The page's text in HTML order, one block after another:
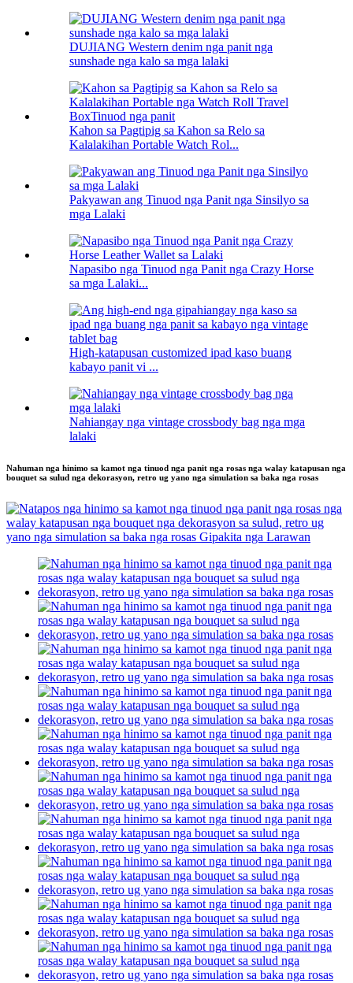
DUJIANG Western denim nga panit nga
sunshade nga kalo sa mga lalaki
Kahon sa Pagtipig sa Kahon sa Relo sa
Kalalakihan Portable Watch Rol...
Pakyawan ang Tinuod nga Panit nga Sinsilyo sa
mga Lalaki
Napasibo nga Tinuod nga Panit nga Crazy Horse
sa mga Lalaki...
High-katapusan customized ipad kaso buang
kabayo panit vi ...
Nahiangay nga vintage crossbody bag nga mga
lalaki
Nahuman nga hinimo sa kamot nga tinuod nga panit nga rosas nga walay katapusan nga
bouquet sa sulud nga dekorasyon, retro ug yano nga simulation sa baka nga rosas